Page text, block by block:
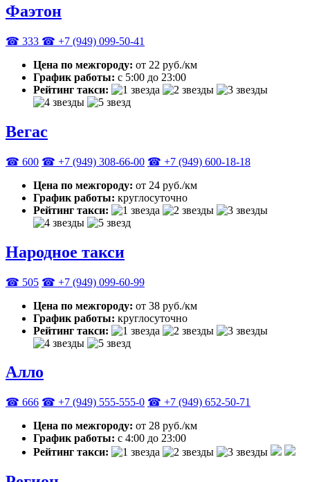
Фаэтон
☎ 333 ☎ +7 (949) 099-50-41
Цена по межгороду: от 22 руб./км
График работы: с 5:00 до 23:00
Рейтинг такси:
Вегас
☎ 600 ☎ +7 (949) 308-66-00 ☎ +7 (949) 600-18-18
Цена по межгороду: от 24 руб./км
График работы: круглосуточно
Рейтинг такси:
Народное такси
☎ 505 ☎ +7 (949) 099-60-99
Цена по межгороду: от 38 руб./км
График работы: круглосуточно
Рейтинг такси:
Алло
☎ 666 ☎ +7 (949) 555-555-0 ☎ +7 (949) 652-50-71
Цена по межгороду: от 28 руб./км
График работы: с 4:00 до 23:00
Рейтинг такси: